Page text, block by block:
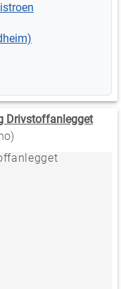
Drivstoffanlegget